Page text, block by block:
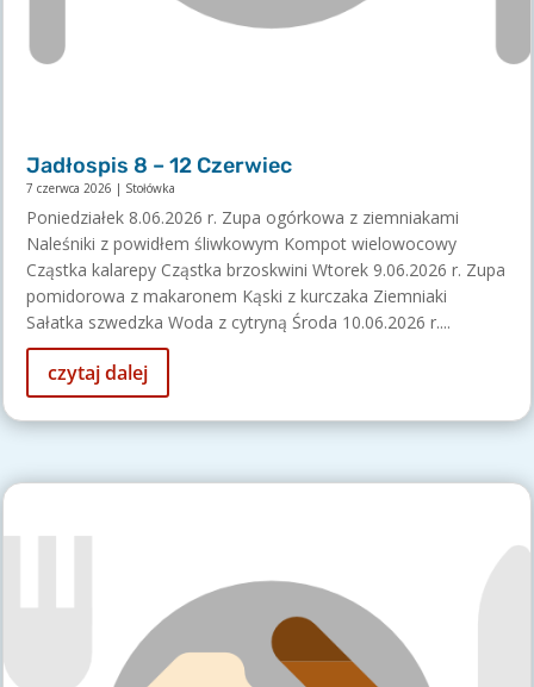
Jadłospis 8 – 12 Czerwiec
7 czerwca 2026 | Stołówka
Poniedziałek 8.06.2026 r. Zupa ogórkowa z ziemniakami
Naleśniki z powidłem śliwkowym Kompot wielowocowy
Cząstka kalarepy Cząstka brzoskwini Wtorek 9.06.2026 r. Zupa
pomidorowa z makaronem Kąski z kurczaka Ziemniaki
Sałatka szwedzka Woda z cytryną Środa 10.06.2026 r....
czytaj dalej